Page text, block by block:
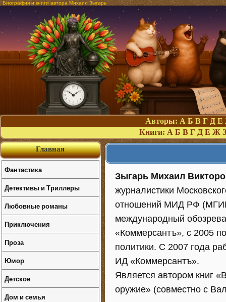
Биография и книги автора Михаил Зыгарь
Авторы: А Б В Г Д Е
Книги: А Б В Г Д Е Ж З
Зыгарь Михаил
журналистики
отношений МИД РФ
международный
«Коммерсантъ», с 2005
политики. С 2007 года
ИД «Коммерсантъ».
Является автором книг
оружие» (совместно с
Главная
Фантастика
Детективы и Триллеры
Любовные романы
Приключения
Проза
Юмор
Детское
Дом и семья